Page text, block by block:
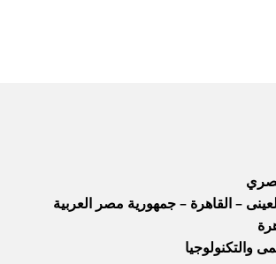
والتكنولوجيا